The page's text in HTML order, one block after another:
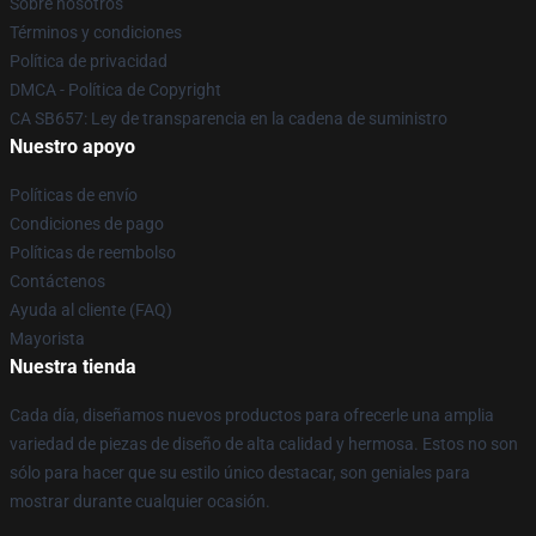
Términos y condiciones
Política de privacidad
DMCA - Política de Copyright
CA SB657: Ley de transparencia en la cadena de suministro
Nuestro apoyo
Políticas de envío
Condiciones de pago
Políticas de reembolso
Contáctenos
Ayuda al cliente (FAQ)
Mayorista
Nuestra tienda
Cada día, diseñamos nuevos productos para ofrecerle una amplia
variedad de piezas de diseño de alta calidad y hermosa. Estos no son
sólo para hacer que su estilo único destacar, son geniales para
mostrar durante cualquier ocasión.